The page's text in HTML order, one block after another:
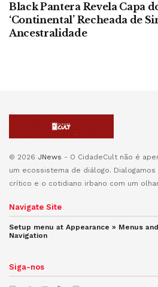
Black Pantera Revela Capa
‘Continental’ Recheada de
Ancestralidade
© 2026 JNews - O CidadeCult não é
um ecossistema de diálogo.
crítico e o cotidiano irbano com um
Navigate Site
Setup menu at Appearance » Menus
Navigation
Siga-nos